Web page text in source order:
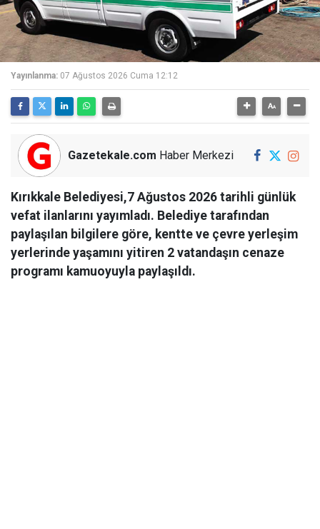
Yayınlanma: 07 Ağustos 2026 Cuma 12:12
Gazetekale.com Haber Merkezi
Kırıkkale Belediyesi,7 Ağustos 2026 tarihli günlük
vefat ilanlarını yayımladı. Belediye tarafından
paylaşılan bilgilere göre, kentte ve çevre yerleşim
yerlerinde yaşamını yitiren 2 vatandaşın cenaze
programı kamuoyuyla paylaşıldı.